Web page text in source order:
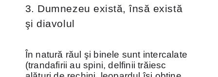
3. Dumnezeu există, însă există
şi diavolul
În natură răul şi binele sunt intercalate
(trandafirii au spini, delfinii trăiesc